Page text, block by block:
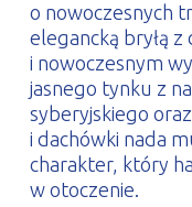
o nowoczesnych
elegancką bryłą
i nowoczesnym
jasnego tynku z
syberyjskiego
i dachówki nada
charakter, który
w otoczenie.